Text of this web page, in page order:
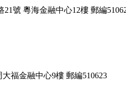
號 粵海金融中心12樓 郵編
福金融中心9樓 郵編510623